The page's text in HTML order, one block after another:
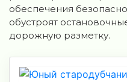
обеспечения
обустроят
дорожную разметку.